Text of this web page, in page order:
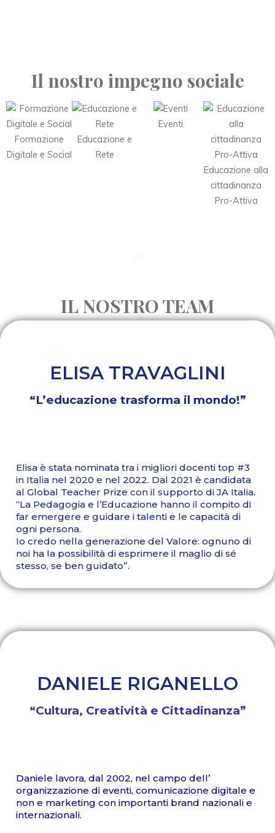
Il nostro impegno sociale
Formazione
Digitale e Social
Educazione e
Rete
Eventi
Educazione alla
cittadinanza
Pro-Attiva
IL NOSTRO TEAM
ELISA TRAVAGLINI
“L’educazione trasforma il mondo!”
Elisa è stata nominata tra i migliori docenti top #3
in Italia nel 2020 e nel 2022. Dal 2021 è candidata
al Global Teacher Prize con il supporto di JA Italia.
“La Pedagogia e l’Educazione hanno il compito di
far emergere e guidare i talenti e le capacità di
ogni persona.
Io credo nella generazione del Valore: ognuno di
noi ha la possibilità di esprimere il maglio di sé
stesso, se ben guidato”.
DANIELE RIGANELLO
“Cultura, Creatività e Cittadinanza”
Daniele lavora, dal 2002, nel campo dell’
organizzazione di eventi, comunicazione digitale e
non e marketing con importanti brand nazionali e
internazionali.